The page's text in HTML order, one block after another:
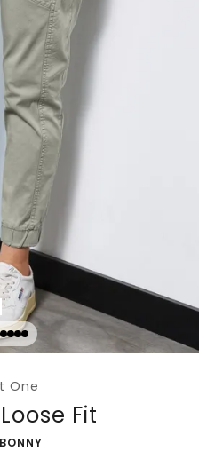
One
Fit